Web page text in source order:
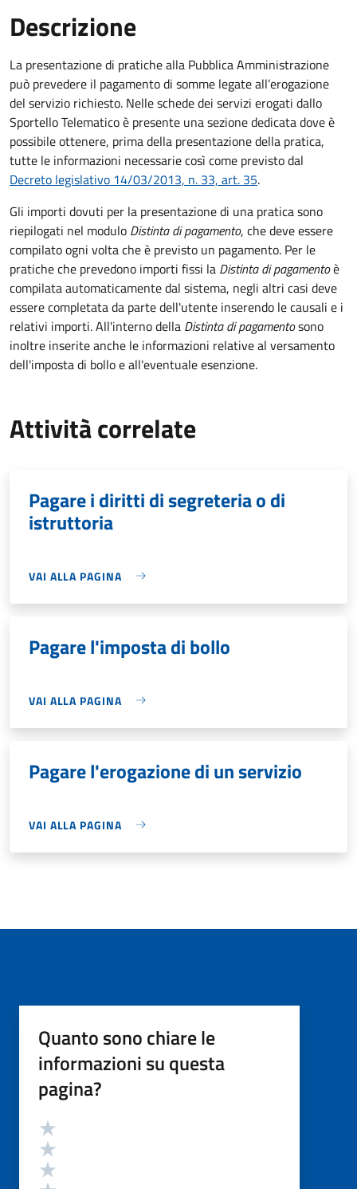
Descrizione
La presentazione di pratiche alla Pubblica Amministrazione
può prevedere il pagamento di somme legate all’erogazione
del servizio richiesto. Nelle schede dei servizi erogati dallo
Sportello Telematico è presente una sezione dedicata dove è
possibile ottenere, prima della presentazione della pratica,
tutte le informazioni necessarie così come previsto dal
Decreto legislativo 14/03/2013, n. 33, art. 35.
Gli importi dovuti per la presentazione di una pratica sono
riepilogati nel modulo Distinta di pagamento, che deve essere
compilato ogni volta che è previsto un pagamento. Per le
pratiche che prevedono importi fissi la Distinta di pagamentoè
compilata automaticamente dal sistema, negli altri casi deve
essere completata da parte dell'utente inserendo le causali e i
relativi importi.All'interno della Distinta di pagamentosono
inoltre inserite anche le informazioni relative al versamento
dell'imposta di bollo e all'eventuale esenzione.
Attività correlate
Pagare i diritti di segreteria o di
istruttoria
VAI ALLA PAGINA
Pagare l'imposta di bollo
VAI ALLA PAGINA
Pagare l'erogazione di un servizio
VAI ALLA PAGINA
Quanto sono chiare le
informazioni su questa
pagina?
Valutazione